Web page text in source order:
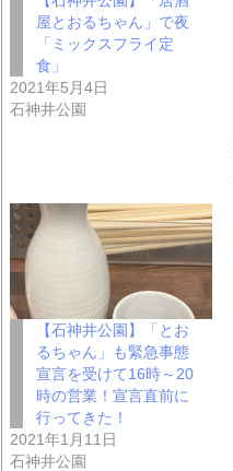
屋とおるちゃん」で夜
「ミックスフライ定
食」
2021年5月4日
石神井公園
【石神井公園】「とお
るちゃん」も緊急事態
宣言を受けて16時～20
時の営業！宣言直前に
行ってきた！
2021年1月11日
石神井公園